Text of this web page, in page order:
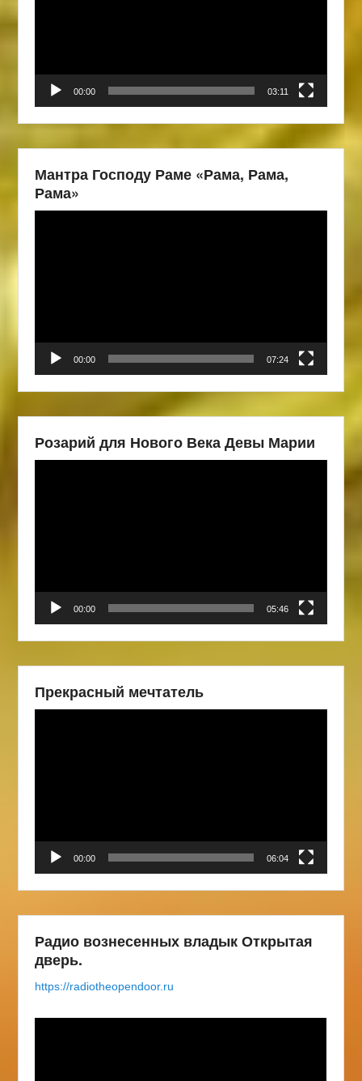
00:00 03:11
Мантра Господу Раме «Рама, Рама,
Рама»
00:00 07:24
Розарий для Нового Века Девы Марии
00:00 05:46
Прекрасный мечтатель
00:00 06:04
Радио вознесенных владык Открытая
дверь.
https://radiotheopendoor.ru